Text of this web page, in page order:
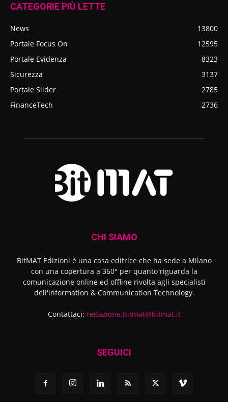
CATEGORIE PIÙ LETTE
News
13800
Portale Focus On
12595
Portale Evidenza
8323
Sicurezza
3137
Portale Slider
2785
FinanceTech
2736
CHI SIAMO
BitMAT Edizioni è una casa editrice che ha sede a Milano
con una copertura a 360° per quanto riguarda la
comunicazione online ed offline rivolta agli specialisti
dell'lnformation & Communication Technology.
Contattaci: redazione.bitmat@bitmat.it
SEGUICI